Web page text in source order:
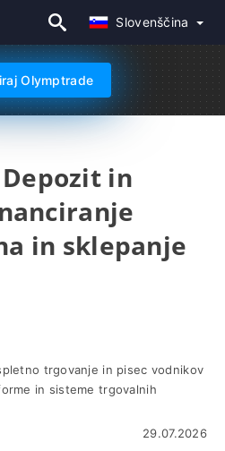
Slovenščina
Olymptrade
in
in sklepanje
trgovanje in pisec vodnikov
in sisteme trgovalnih
29.07.2026